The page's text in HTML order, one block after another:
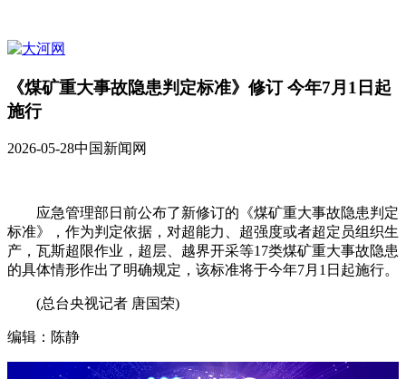
《煤矿重大事故隐患判定标准》修订 今年7月1日起
施行
2026-05-28中国新闻网
应急管理部日前公布了新修订的《煤矿重大事故隐患判定
标准》，作为判定依据，对超能力、超强度或者超定员组织生
产，瓦斯超限作业，超层、越界开采等17类煤矿重大事故隐患
的具体情形作出了明确规定，该标准将于今年7月1日起施行。
(总台央视记者 唐国荣)
编辑：陈静